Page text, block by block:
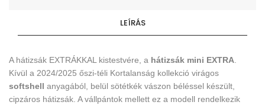
LEÍRÁS
A hátizsák EXTRÁKKAL kistestvére, a hátizsák mini EXTRA
Kívül a 2024/2025 őszi-téli Kortalanság kollekció virágos
softshell anyagából , belül sötétkék vászon béléssel készült,
cipzáros hátizsák. A vállpántok mellett ez a modell rendelkezik